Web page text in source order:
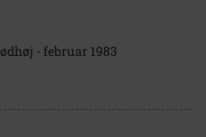
- februar 1983